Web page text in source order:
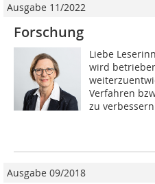
Ausgabe 11/2022
Forschung
Liebe
wird
Verfahren
zu
Ausgabe 09/2018